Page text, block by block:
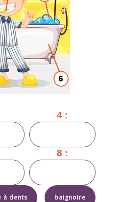
4 :
8 :
à dents baignoire